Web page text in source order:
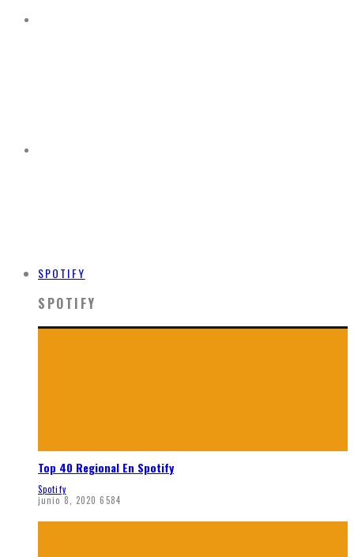
SPOTIFY
SPOTIFY
Top 40 Regional En Spotify
Spotify
junio 8, 2020 6584